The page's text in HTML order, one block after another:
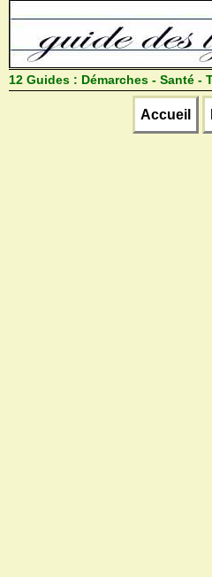
12 Guides : Démarches - Santé -
Accueil